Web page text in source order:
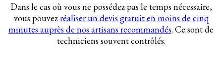
Dans le cas où vous ne possédez pas le temps nécessaire,
vous pouvezréaliser un devis gratuit en moins de cinq
minutes auprès de nos artisans recommandés. Ce sont de
techniciens souvent contrôlés.